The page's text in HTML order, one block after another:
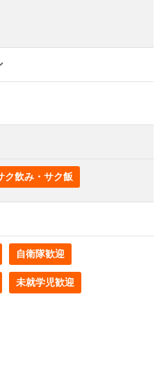
ク飲み・サク飯
自衛隊歓迎
未就学児歓迎